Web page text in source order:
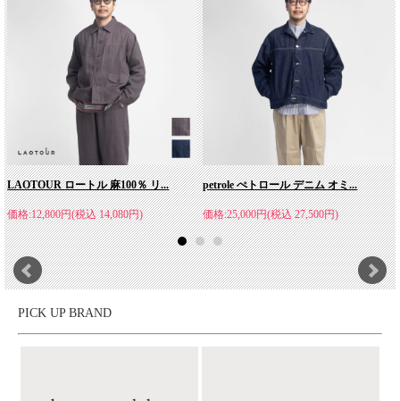
LAOTOUR ロートル 麻100％ リ...
価格:12,800円(税込 14,080円)
petrole ぺトロール デニム オミ...
価格:25,000円(税込 27,500円)
PICK UP BRAND